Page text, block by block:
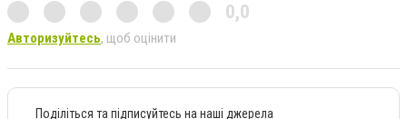
0,0
Авторизуйтесь, щоб оцінити
Поділіться та підписуйтесь на наші джерела